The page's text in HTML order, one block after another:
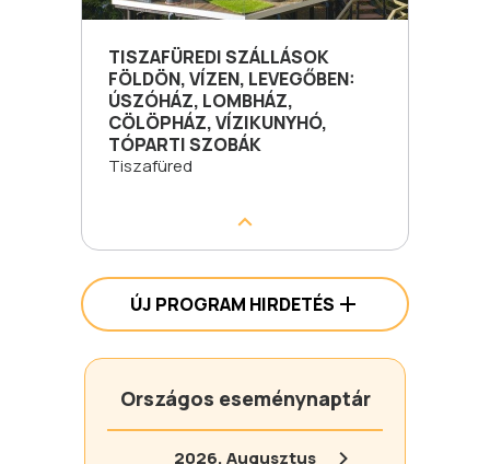
TISZAFÜREDI SZÁLLÁSOK
FÖLDÖN, VÍZEN, LEVEGŐBEN:
ÚSZÓHÁZ, LOMBHÁZ,
CÖLÖPHÁZ, VÍZIKUNYHÓ,
TÓPARTI SZOBÁK
Tiszafüred
ÚJ PROGRAM HIRDETÉS
Országos eseménynaptár
2026.Augusztus